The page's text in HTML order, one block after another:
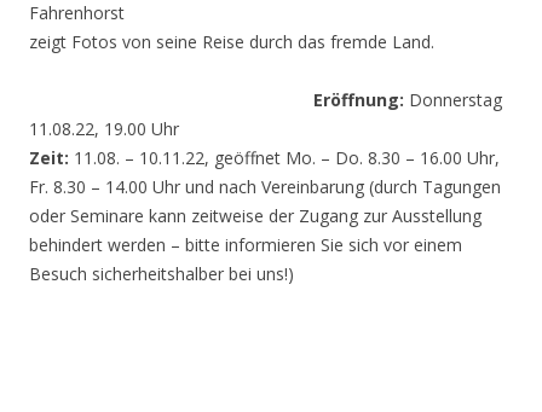
Fahrenhorst
zeigt Fotos von seine Reise durch das fremde Land.
Eröffnung: Donnerstag
11.08.22, 19.00 Uhr
Zeit: 11.08. – 10.11.22, geöffnet Mo. – Do. 8.30 – 16.00 Uhr,
Fr. 8.30 – 14.00 Uhr und nach Vereinbarung (durch Tagungen
oder Seminare kann zeitweise der Zugang zur Ausstellung
behindert werden – bitte informieren Sie sich vor einem
Besuch sicherheitshalber bei uns!)